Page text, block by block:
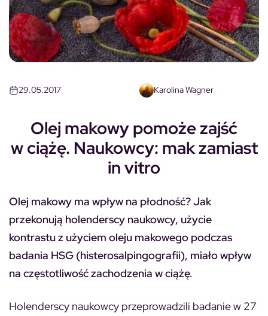
29.05.2017 Karolina Wagner
Olej makowy pomoże zajść
w ciążę. Naukowcy: mak zamiast
in vitro
Olej makowy ma wpływ na płodność? Jak
przekonują holenderscy naukowcy, użycie
kontrastu z użyciem oleju makowego podczas
badania HSG (histerosalpingografii), miało wpływ
na częstotliwość zachodzenia w ciążę.
Holenderscy naukowcy przeprowadzili badanie w 27